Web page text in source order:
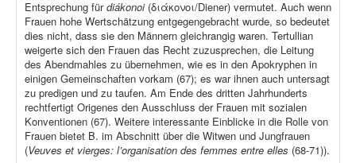
Entsprechung fürdiákonoi (διάκονοι/Diener) vermutet. Auch wenn
Frauen hohe Wertschätzung entgegengebracht wurde, so bedeutet
dies nicht, dass sie den Männern gleichrangig waren. Tertullian
weigerte sich den Frauen das Recht zuzusprechen, die Leitung
des Abendmahles zu übernehmen, wie es in den Apokryphen in
einigen Gemeinschaften vorkam (67); es war ihnen auch untersagt
zu predigen und zu taufen. Am Ende des dritten Jahrhunderts
rechtfertigt Origenes den Ausschluss der Frauen mit sozialen
Konventionen (67). Weitere interessante Einblicke in die Rolle von
Frauen bietet B. im Abschnitt über die Witwen und Jungfrauen
(Veuves et vierges: l’organisation des femmes entre elles (68-71)).